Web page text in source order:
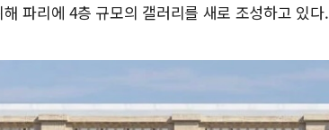
파리에 4층 규모의 갤러리를 새로 조성하고 있다.